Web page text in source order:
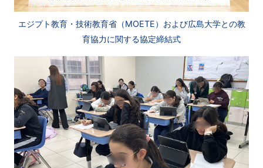
エジプト教育・技術教育省（MOETE）および広島大学との教
育協力に関する協定締結式